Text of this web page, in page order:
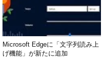
Microsoft Edgeに「文字列読み上
げ機能」が新たに追加